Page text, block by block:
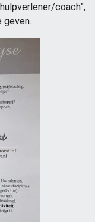
coach”,
geven.